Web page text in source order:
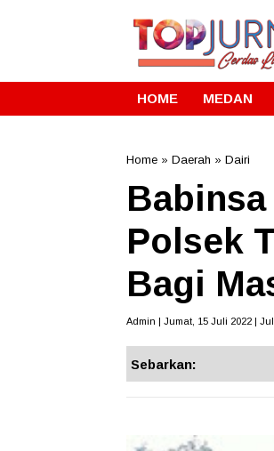
HOME MEDAN
Home » Daerah » Dairi
Polsek
Bagi
Admin | Jumat, 15 Juli 2022 |
Sebarkan: